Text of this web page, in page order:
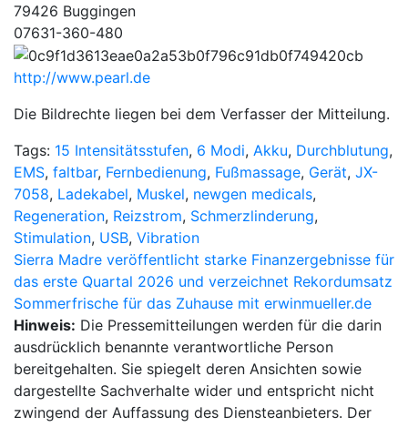
79426 Buggingen
07631-360-480
http://www.pearl.de
Die Bildrechte liegen bei dem Verfasser der Mitteilung.
Tags: 15 Intensitätsstufen, 6 Modi, Akku, Durchblutung,
EMS, faltbar, Fernbedienung, Fußmassage, Gerät, JX-
7058, Ladekabel, Muskel, newgen medicals,
Regeneration, Reizstrom, Schmerzlinderung,
Stimulation, USB, Vibration
Beitragsnavigation
Sierra Madre veröffentlicht starke Finanzergebnisse für
das erste Quartal 2026 und verzeichnet Rekordumsatz
Sommerfrische für das Zuhause mit erwinmueller.de
Hinweis: Die Pressemitteilungen werden für die darin
ausdrücklich benannte verantwortliche Person
bereitgehalten. Sie spiegelt deren Ansichten sowie
dargestellte Sachverhalte wider und entspricht nicht
zwingend der Auffassung des Diensteanbieters. Der